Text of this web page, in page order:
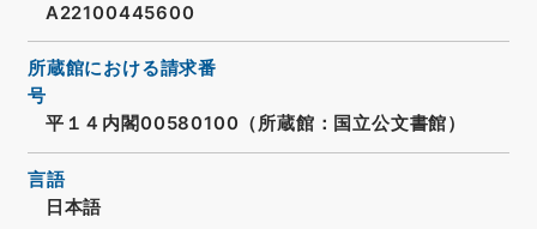
A22100445600
所蔵館における請求番
号
平１４内閣00580100（所蔵館：国立公文書館）
言語
日本語